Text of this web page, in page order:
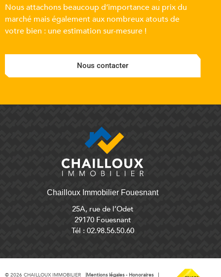
Nous attachons beaucoup d’importance au prix du
marché mais également aux nombreux atouts de
votre bien : une estimation sur-mesure !​
Nous contacter
Chailloux Immobilier Fouesnant
25A, rue de l’Odet
29170 Fouesnant
Tél : 02.98.56.50.60
© 2026 CHAILLOUX IMMOBILIER Mentions légales - Honoraires